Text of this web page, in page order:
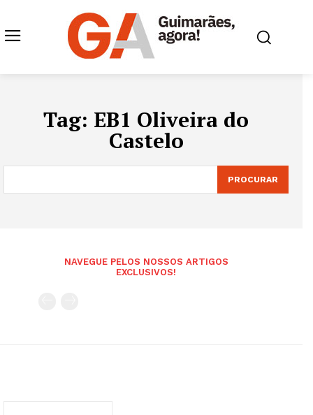
Tag: EB1 Oliveira do
Castelo
PROCURAR
NAVEGUE PELOS NOSSOS ARTIGOS
EXCLUSIVOS!